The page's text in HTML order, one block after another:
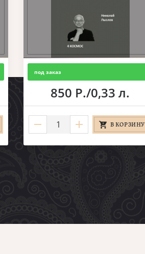
под заказ
850 Р./0,33 л.
В КОРЗИНУ